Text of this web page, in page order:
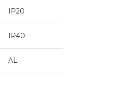
IP20
IP40
AL